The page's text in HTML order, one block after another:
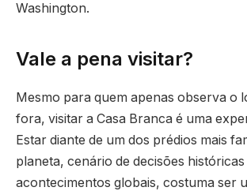
Washington.
Vale a pena visitar?
Mesmo para quem apenas observa o
fora, visitar a Casa Branca é uma
Estar diante de um dos prédios mais
planeta, cenário de decisões históricas
acontecimentos globais, costuma ser